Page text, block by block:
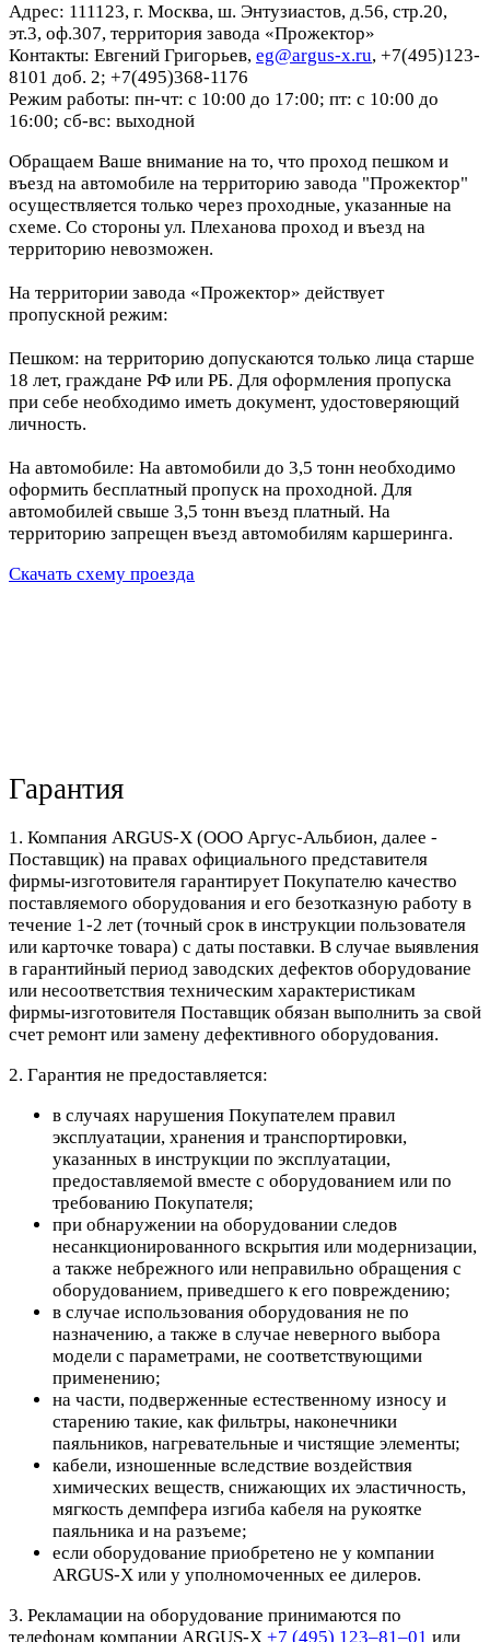
Адрес: 111123, г. Москва, ш. Энтузиастов, д.56, стр.20,
эт.3, оф.307, территория завода «Прожектор»
Контакты: Евгений Григорьев, eg@argus-x.ru, +7(495)123-
8101 доб. 2; +7(495)368-1176
Режим работы: пн-чт: с 10:00 до 17:00; пт: с 10:00 до
16:00; сб-вс: выходной
Обращаем Ваше внимание на то, что проход пешком и
въезд на автомобиле на территорию завода "Прожектор"
осуществляется только через проходные, указанные на
схеме. Со стороны ул. Плеханова проход и въезд на
территорию невозможен.
На территории завода «Прожектор» действует
пропускной режим:
Пешком: на территорию допускаются только лица старше
18 лет, граждане РФ или РБ. Для оформления пропуска
при себе необходимо иметь документ, удостоверяющий
личность.
На автомобиле: На автомобили до 3,5 тонн необходимо
оформить бесплатный пропуск на проходной. Для
автомобилей свыше 3,5 тонн въезд платный. На
территорию запрещен въезд автомобилям каршеринга.
Скачать схему проезда
Гарантия
1. Компания ARGUS-X (ООО Аргус-Альбион, далее -
Поставщик) на правах официального представителя
фирмы-изготовителя гарантирует Покупателю качество
поставляемого оборудования и его безотказную работу в
течение 1-2 лет (точный срок в инструкции пользователя
или карточке товара) с даты поставки. В случае выявления
в гарантийный период заводских дефектов оборудование
или несоответствия техническим характеристикам
фирмы-изготовителя Поставщик обязан выполнить за свой
счет ремонт или замену дефективного оборудования.
2. Гарантия не предоставляется:
в случаях нарушения Покупателем правил
эксплуатации, хранения и транспортировки,
указанных в инструкции по эксплуатации,
предоставляемой вместе с оборудованием или по
требованию Покупателя;
при обнаружении на оборудовании следов
несанкционированного вскрытия или модернизации,
а также небрежного или неправильно обращения с
оборудованием, приведшего к его повреждению;
в случае использования оборудования не по
назначению, а также в случае неверного выбора
модели с параметрами, не соответствующими
применению;
на части, подверженные естественному износу и
старению такие, как фильтры, наконечники
паяльников, нагревательные и чистящие элементы;
кабели, изношенные вследствие воздействия
химических веществ, снижающих их эластичность,
мягкость демпфера изгиба кабеля на рукоятке
паяльника и на разъеме;
если оборудование приобретено не у компании
ARGUS-X или у уполномоченных ее дилеров.
3. Рекламации на оборудование принимаются по
телефонам компании ARGUS-X +7 (495) 123–81–01 или